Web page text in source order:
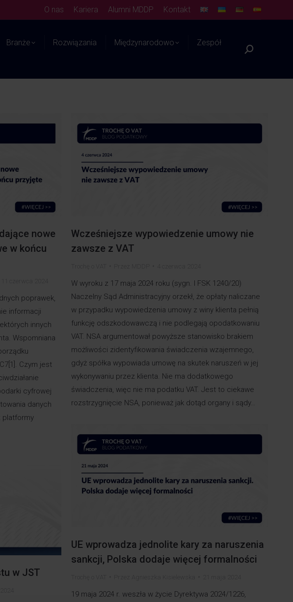
O nas Kariera Alumni MDDP Kontakt
Branże Rozwiązania Międzynarodowo Zespół
Szukaj:
nowe
w końcu
poprawek,
informacji
innych
Wspomniana
Czym jest
cyfrowej
danych
platformy
Wcześniejsze wypowiedzenie umowy nie
zawsze z VAT
W wyroku z 17 maja 2024 roku (sygn. I FSK 1240/20)
Naczelny Sąd Administracyjny orzekł, że opłaty naliczane
w przypadku wypowiedzenia umowy z winy klienta pełnią
funkcję odszkodowawczą i nie podlegają opodatkowaniu
VAT. NSA argumentował powyższe stanowisko brakiem
możliwości zidentyfikowania świadczenia wzajemnego,
gdyż spółka wypowiada umowę na skutek naruszeń w jej
wykonywaniu przez klienta. Nie ma dodatkowego
świadczenia, więc nie ma podatku VAT. Jest to ciekawe
rozstrzygnięcie NSA, ponieważ jak dotąd organy i sądy…
UE wprowadza jednolite kary za naruszenia
sankcji, Polska dodaje więcej formalności
19 maja 2024 r. weszła w życie Dyrektywa 2024/1226,
w JST